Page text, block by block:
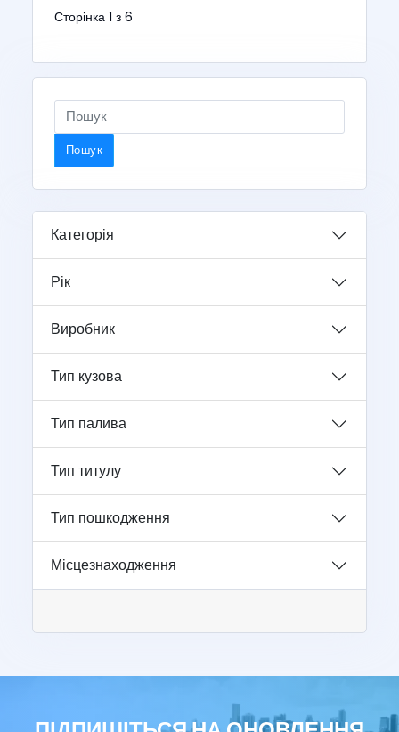
Сторінка 1 з 6
Пошук
Категорія
Рік
Виробник
Тип кузова
Тип палива
Тип титулу
Тип пошкодження
Місцезнаходження